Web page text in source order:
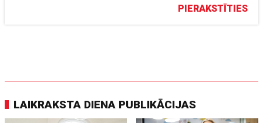
PIERAKSTĪTIES
LAIKRAKSTA DIENA PUBLIKĀCIJAS